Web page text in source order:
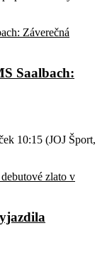
Saalbach:
10:15 (JOJ Šport,